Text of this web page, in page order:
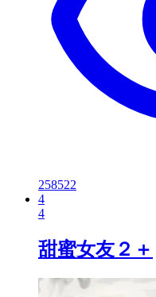
258522
4
4
甜蜜女友２＋